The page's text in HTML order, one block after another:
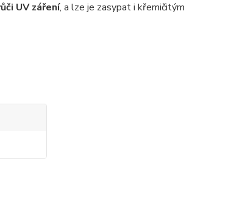
UV záření, a lze je zasypat i křemičitým